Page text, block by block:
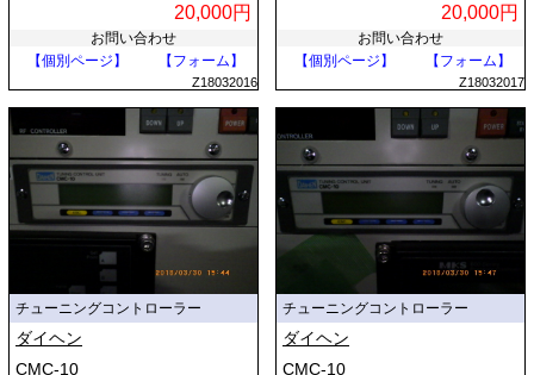
20,000円
お問い合わせ
【個別ページ】
【フォーム】
Z18032016
20,000円
お問い合わせ
【個別ページ】
【フォーム】
Z18032017
チューニングコントローラー
ダイヘン
CMC-10
チューニングコントローラー
ダイヘン
CMC-10